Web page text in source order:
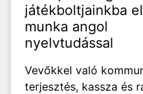
játékboltjainkba
munka angol
nyelvtudással
Vevőkkel való
terjesztés, kassza és